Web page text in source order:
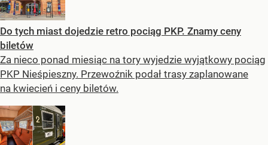
Do tych miast dojedzie retro pociąg PKP. Znamy ceny
biletów
Za nieco ponad miesiąc na tory wyjedzie wyjątkowy pociąg
PKP Nieśpieszny. Przewoźnik podał trasy zaplanowane
na kwiecień i ceny biletów.